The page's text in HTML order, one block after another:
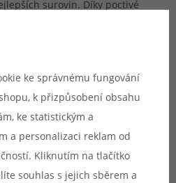
surovin. Díky poctivé
v malé 10ml lahvičce s
snadnou přípravu e-liquidu.
krabičce. Součástí balení je
s kapátkem pro přípravu e-
vybavena štítkem, na který si
informace, jako je název
ke správnému fungování
k přizpůsobení obsahu
ke statistickým a
a personalizaci reklam od
Kliknutím na tlačítko
souhlas s jejich sběrem a